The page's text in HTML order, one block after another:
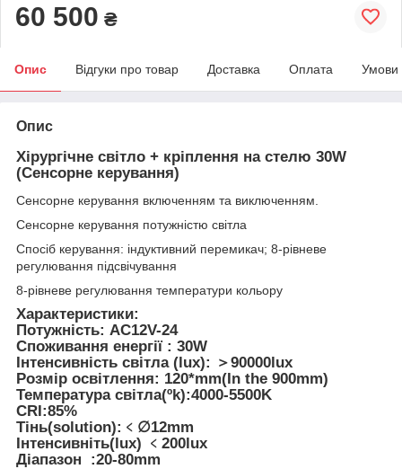
60 500 ₴
Опис Відгуки про товар Доставка Оплата Умови
Опис
Хірургічне світло + кріплення на стелю 30W
(Сенсорне керування)
Сенсорне керування включенням та виключенням.
Сенсорне керування потужністю світла
Спосіб керування: індуктивний перемикач; 8-рівневе
регулювання підсвічування
8-рівневе регулювання температури кольору
Характеристики:
Потужність: AC12V-24
Споживання енергії : 30W
Інтенсивність світла (lux): ＞90000lux
Розмір освітлення: 120*mm(In the 900mm)
Температура світла(ºk):4000-5500K
CRI:85%
Тінь(solution):﹤∅12mm
Інтенсивніть(lux) ﹤200lux
Діапазон :20-80mm